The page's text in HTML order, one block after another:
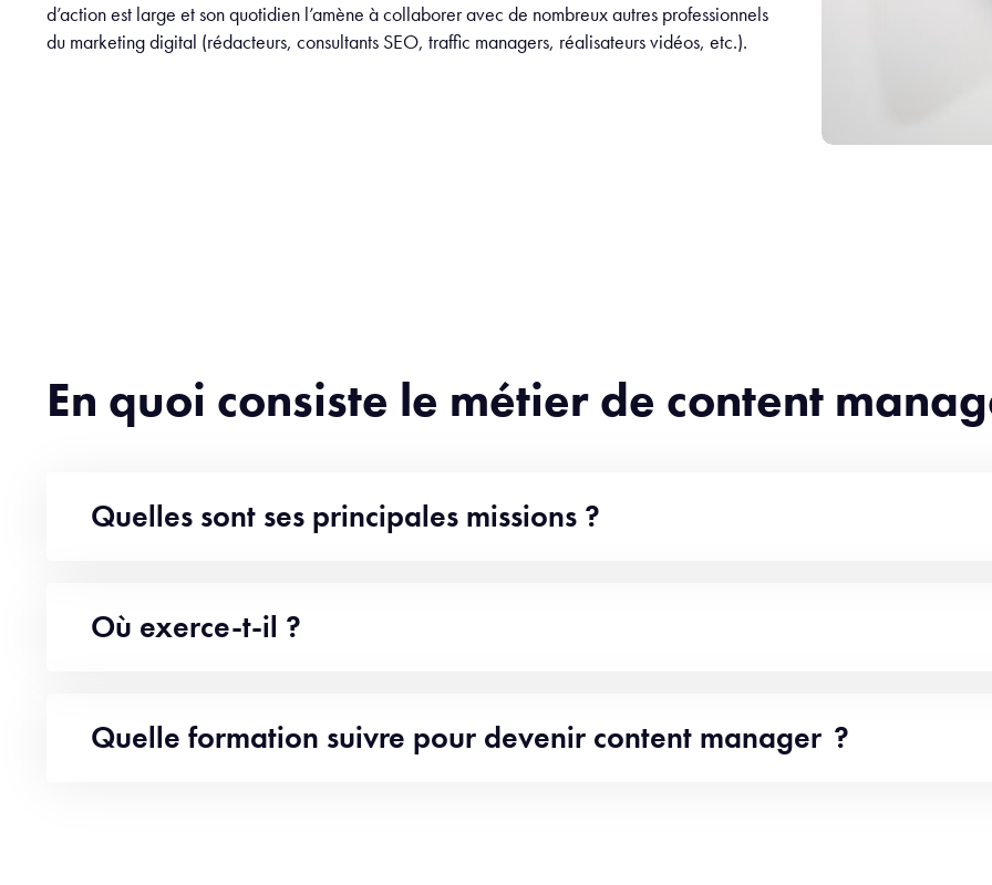
d’action est large et son quotidien l’amène à collaborer avec de nombreux autres professionnels
du marketing digital (rédacteurs, consultants SEO, traffic managers, réalisateurs vidéos, etc.).
En quoi consiste le métier de content
Quelles sont ses principales missions ?
Où exerce-t-il ?
Quelle formation suivre pour devenir content manager ?